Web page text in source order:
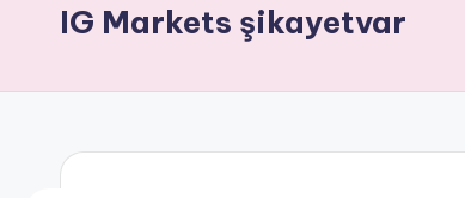
IG Markets şikayetvar